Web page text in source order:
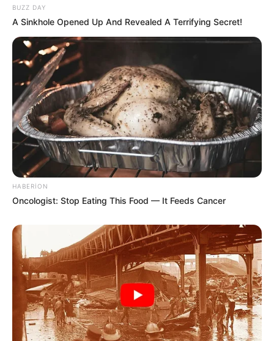
11:31 / 06 Avqust 2026 İQTİSADİYYAT
Büdcədən 192 milyon manata yaxın
vəsaitgeri qaytarılıb
80 0 0
KEÇİDLƏR
Ana səhifə
HAQQIMIZDA
ƏLAQƏ
ƏLAQƏ
Tel: (+99450) 247 90 86
E-mail: oxucomsayti @gmail.com
BUZZ DAY
A Sinkhole Opened Up And Revealed A Terrifying Secret!
HABERION
Oncologist: Stop Eating This Food — It Feeds Cancer